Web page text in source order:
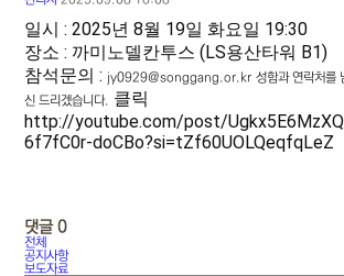
일시 : 2025년 8월 19일 화요일 19:30
장소 : 까미노델칸투스 (LS용산타워 B1)
참석문의 : jy0929@songgang.or.kr 성함과 연락처를
신 드리겠습니다.
클릭
http://youtube.com/post/
6f7fC0r-doCBo?si=tZf60UOLQeqfqLeZ
댓글0
전체
공지사항
보도자료